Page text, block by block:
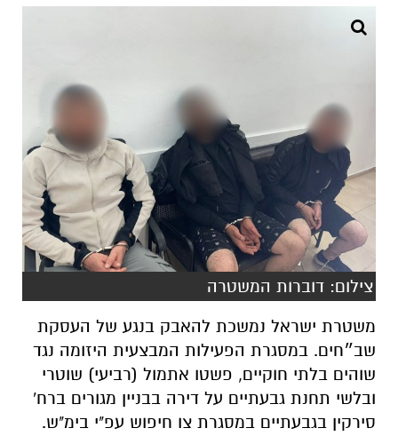
צילום: דוברות המשטרה
משטרת ישראל נמשכת להאבק בנגע של העסקת
שב״חים. במסגרת הפעילות המבצעית היזומה נגד
שוהים בלתי חוקיים, פשטו אתמול (רביעי) שוטרי
ובלשי תחנת גבעתיים על דירה בבניין מגורים ברח'
סירקין בגבעתיים במסגרת צו חיפוש עפ"י בימ"ש.